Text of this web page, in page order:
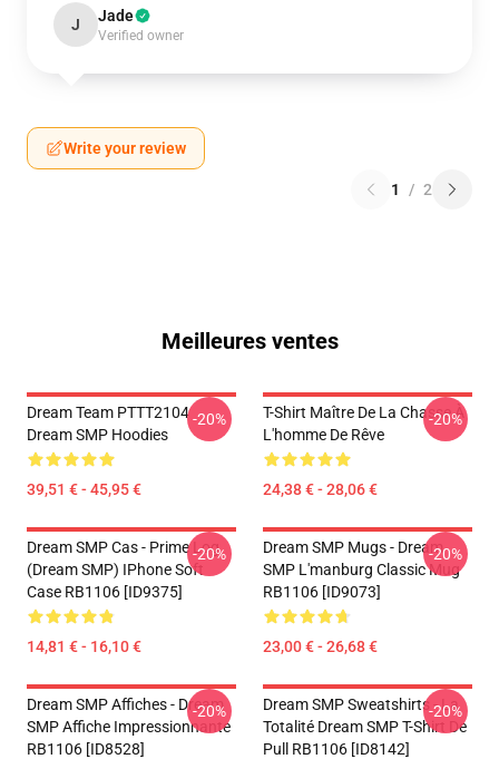
J Jade
Verified owner
Write your review
1 / 2
Meilleures ventes
Dream Team PTTT2104
Dream SMP Hoodies
39,51 € - 45,95 €
-20%
T-Shirt Maître De La Chasse À
L'homme De Rêve
24,38 € - 28,06 €
-20%
Dream SMP Cas - Prime Log
(Dream SMP) IPhone Soft
Case RB1106 [ID9375]
14,81 € - 16,10 €
-20%
Dream SMP Mugs - Dream
SMP L'manburg Classic Mug
RB1106 [ID9073]
23,00 € - 26,68 €
-20%
Dream SMP Affiches - Dream
SMP Affiche Impressionnante
RB1106 [ID8528]
-20%
Dream SMP Sweatshirts - La
Totalité Dream SMP T-Shirt De
Pull RB1106 [ID8142]
-20%